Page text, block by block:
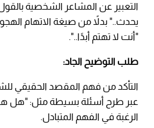
التعبير عن المشاعر الشخصية
يحدث.." بدلاً من صيغة الاتهام
"أنت لا تهتم أبدًا..".
طلب التوضيح الجاد:
التأكد من فهم المقصد الحقيقي
عبر طرح أسئلة بسيطة مثل: "هل
الرغبة في الفهم المتبادل.